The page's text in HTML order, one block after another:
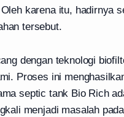
karena itu, hadirnya
tersebut.
dengan teknologi
Proses ini
septic tank Bio Rich
menjadi masalah